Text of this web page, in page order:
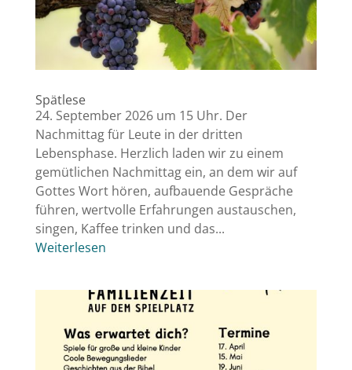
Spätlese
24. September 2026 um 15 Uhr. Der
Nachmittag für Leute in der dritten
Lebensphase. Herzlich laden wir zu einem
gemütlichen Nachmittag ein, an dem wir auf
Gottes Wort hören, aufbauende Gespräche
führen, wertvolle Erfahrungen austauschen,
singen, Kaffee trinken und das...
Weiterlesen